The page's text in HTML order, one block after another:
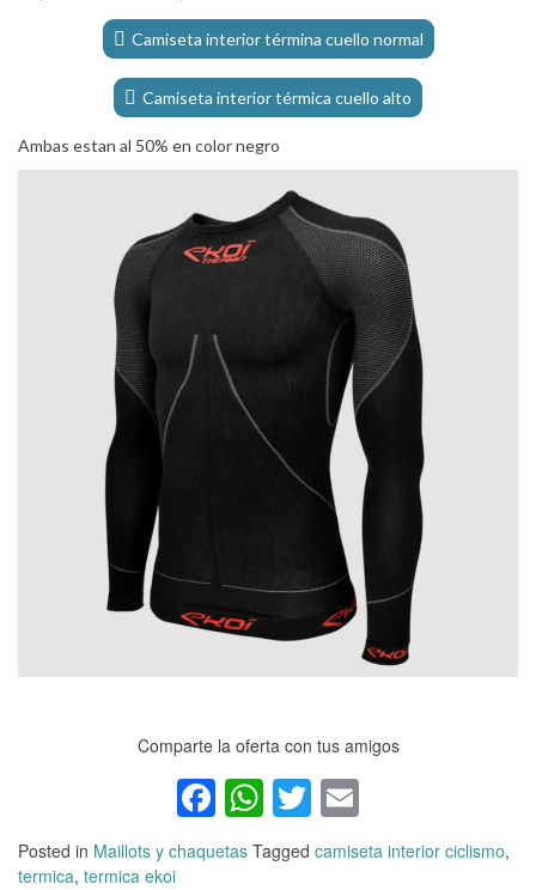
Camiseta interior términa cuello normal
Camiseta interior térmica cuello alto
Ambas estan al 50% en color negro
Comparte la oferta con tus amigos
Facebook
WhatsApp
Twitter
Posted in Maillots y chaquetas Tagged camiseta interior ciclismo,
termica, termica ekoi